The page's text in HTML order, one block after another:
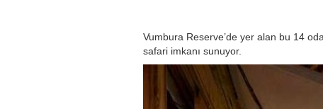
Vumbura Reserve’de yer alan bu 14
safari imkanı sunuyor.